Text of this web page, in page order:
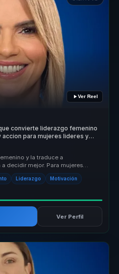
Ver Reel
convierte liderazgo femenino
para mujeres lideres y
y la traduce a
decidir mejor. Para mujeres
Liderazgo Motivación
Ver Perfil